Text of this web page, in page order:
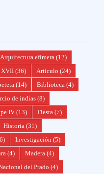
Arquitectura efímera (12)
XVII (36) Artículo (24)
(14) Biblioteca (4)
de indias (8)
IV (13) Fiesta (7)
Historia (31)
Investigación (5)
(4) Madera (4)
del Prado (4)